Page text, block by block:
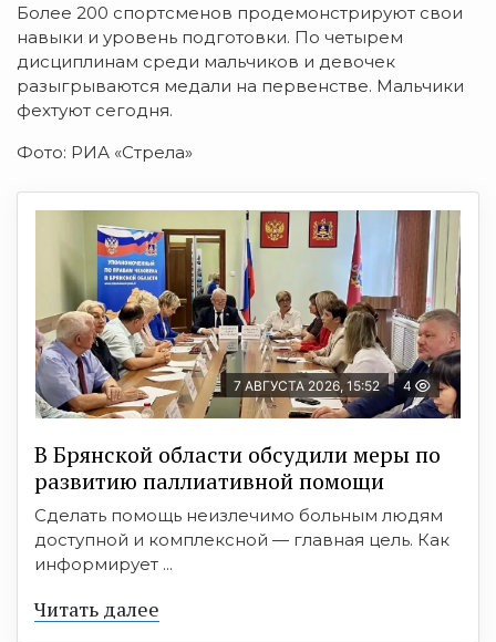
Более 200 спортсменов продемонстрируют свои
навыки и уровень подготовки. По четырем
дисциплинам среди мальчиков и девочек
разыгрываются медали на первенстве. Мальчики
фехтуют сегодня.
Фото: РИА «Стрела»
7 АВГУСТА 2026, 15:52 4
В Брянской области обсудили меры по
развитию паллиативной помощи
Сделать помощь неизлечимо больным людям
доступной и комплексной — главная цель. Как
информирует ...
Читать далее